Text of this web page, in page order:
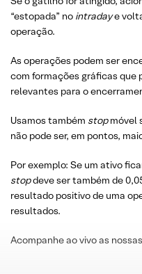
“estopada” no intradaye
operação.
As operações podem ser
com formações gráficas que
relevantes para o
Usamos também stopmóvel
não pode ser, em pontos,
Por exemplo: Se um ativo
stopdeve ser também de
resultado positivo de uma
resultados.
Acompanhe ao vivo as